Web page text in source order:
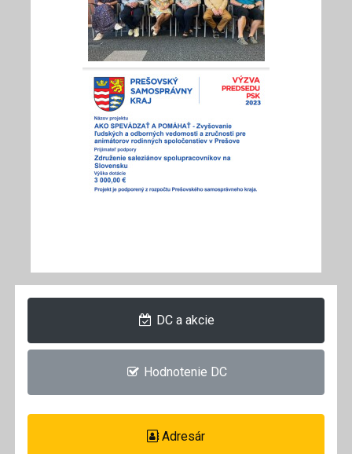
DC a akcie
Hodnotenie DC
Adresár